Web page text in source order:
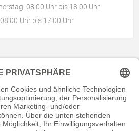
08:00 Uhr bis 18:00 Uhr
Uhr bis 17:00 Uhr